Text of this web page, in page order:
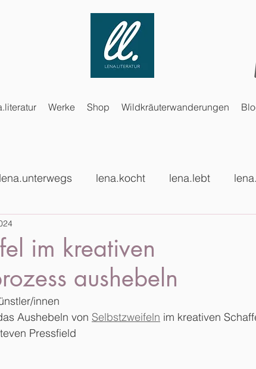
Werke Shop Wildkräuterwanderungen
lena.unterwegs lena.kocht lena.lebt
im kreativen
aushebeln
innen
Aushebeln von Selbstzweifeln im kreativen
Pressfield